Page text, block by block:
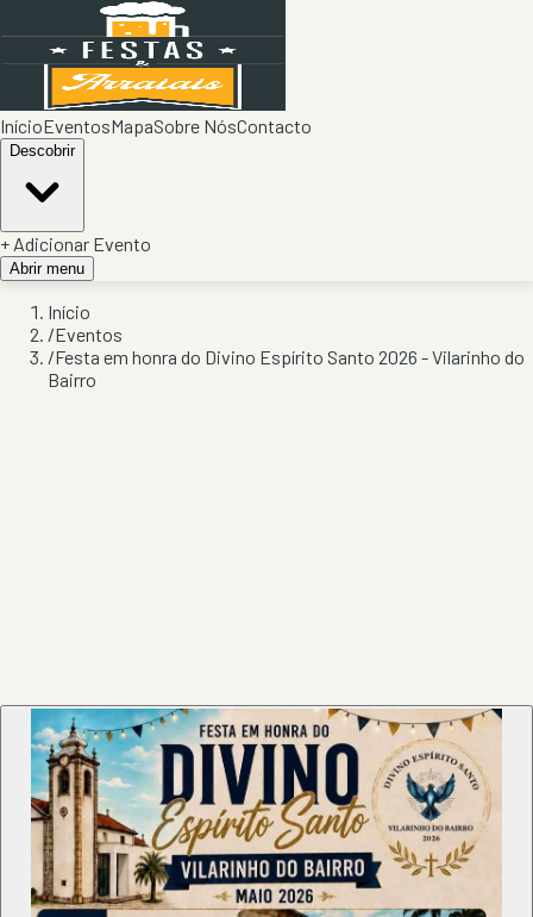
InícioEventosMapaSobre NósContacto
Descobrir
+ Adicionar Evento
Abrir menu
Início
/Eventos
/Festa em honra do Divino Espírito Santo 2026 - Vilarinho do
Bairro